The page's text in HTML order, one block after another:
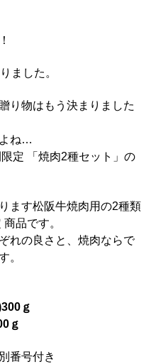
ました。
り物はもう決まりました
ね…
定 「焼肉2種セット」の
ます松阪牛焼肉用の2種類
品です。
れの良さと、焼肉ならで
。
ｇ
ｇ
番号付き